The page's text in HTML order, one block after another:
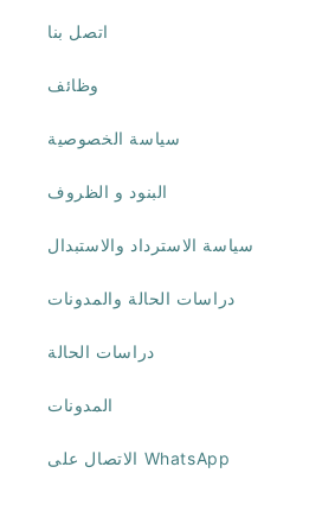
اتصل بنا
وظائف
سياسة الخصوصية
البنود و الظروف
سياسة الاسترداد والاستبدال
دراسات الحالة والمدونات
دراسات الحالة
المدونات
الاتصال على WhatsApp